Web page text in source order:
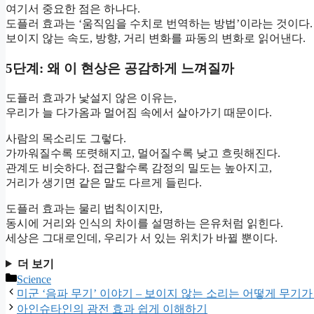
여기서 중요한 점은 하나다.
도플러 효과는 ‘움직임을 수치로 번역하는 방법’이라는 것이다.
보이지 않는 속도, 방향, 거리 변화를 파동의 변화로 읽어낸다.
5단계: 왜 이 현상은 공감하게 느껴질까
도플러 효과가 낯설지 않은 이유는,
우리가 늘 다가옴과 멀어짐 속에서 살아가기 때문이다.
사람의 목소리도 그렇다.
가까워질수록 또렷해지고, 멀어질수록 낮고 흐릿해진다.
관계도 비슷하다. 접근할수록 감정의 밀도는 높아지고,
거리가 생기면 같은 말도 다르게 들린다.
도플러 효과는 물리 법칙이지만,
동시에 거리와 인식의 차이를 설명하는 은유처럼 읽힌다.
세상은 그대로인데, 우리가 서 있는 위치가 바뀔 뿐이다.
더 보기
카
테
고
Science
미군 ‘음파 무기’ 이야기 – 보이지 않는 소리는 어떻게 무기
아인슈타인의 광전 효과 쉽게 이해하기